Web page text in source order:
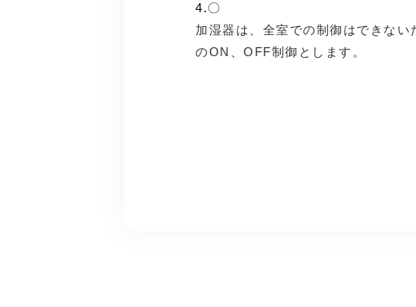
4.〇
加湿器は、全室での制御はできな
のON、OFF制御とします。